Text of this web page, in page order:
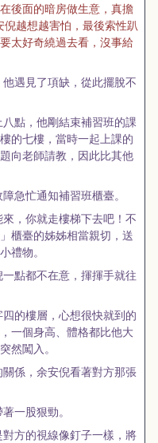
後面的暗房做生意，真擔
越想越害怕，最後索性趴
太好奇繞過去看，沒事給
遇見了項缺，從此擺脫不
點，他剛結束補習班的課
的七樓，當時一起上課的
向老師請教，因此比其他
急忙通知補習班櫃臺。
來，你就走樓梯下去吧！不
櫃臺的姊姊相當親切，送
禮物。
一點都不在意，揮揮手就往
的樓層，心想很快就到的
一個身高、體格都比他大
然闖入。
係，余安倪看著對方那張
一股狠勁。
方的視線像釘子一樣，將